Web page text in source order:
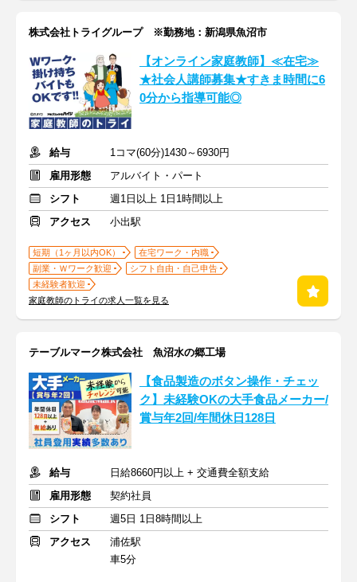
株式会社トライグループ ※勤務地：新潟県魚沼市
【オンライン家庭教師】≪在宅≫
★社会人講師募集★すきま時間に6
0分から指導可能◎
給与
1コマ(60分)1430～6930円
雇用形態
アルバイト・パート
シフト
週1日以上 1日1時間以上
アクセス
小出駅
短期（1ヶ月以内OK）
在宅ワーク・内職
副業・Ｗワーク歓迎
シフト自由・自己申告
未経験者歓迎
家庭教師のトライの求人一覧を見る
テーブルマーク株式会社 魚沼水の郷工場
【食品製造のボタン操作・チェッ
ク】未経験OKの大手食品メーカー/
賞与年2回/年間休日128日
給与
日給8660円以上 + 交通費全額支給
雇用形態
契約社員
シフト
週5日 1日8時間以上
アクセス
浦佐駅
車5分